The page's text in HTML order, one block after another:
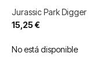
Jurassic Park Digger
15,25 €
No está disponible